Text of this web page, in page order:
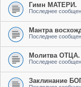
Гимн МАТЕРИ.
Последнее
Мантра
Последнее
Молитва ОТЦА.
Последнее
Заклинание